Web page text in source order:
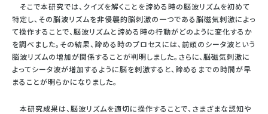
そこで本研究では、クイズを解くことを諦める時の脳波リズムを初めて
特定し、その脳波リズムを非侵襲的脳刺激の一つである脳磁気刺激によっ
て操作することで、脳波リズムと諦める時の行動がどのように変化するか
を調べました。その結果、諦める時のプロセスには、前頭のシータ波という
脳波リズムの増加が関係することが判明しました。さらに、脳磁気刺激に
よってシータ波が増加するように脳を刺激すると、諦めるまでの時間が早
まることが明らかになりました。
本研究成果は、脳波リズムを適切に操作することで、さまざまな認知や